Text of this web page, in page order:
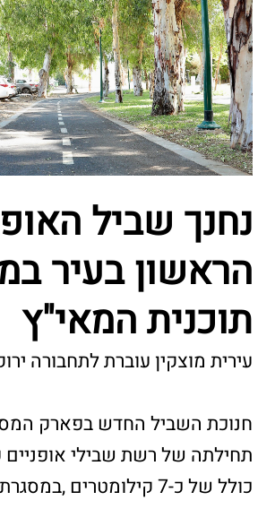
נחנך שביל
הראשון
תוכנית
עירית מוצקין עוברת
חנוכת השביל החדש
תחילתה של רשת שבילי
כולל של כ-7
של משרד התחבורה
ובריאותית ברחבי
משרד התחבורה, עיריית
ישראל חנכו בשבוע
האופניים החדש בפארק
ותהפוך את קריית
ונגישה יותר לרוכבים.
הפרויקט מקודם במסגרת
אופניים וצירי העדפה),